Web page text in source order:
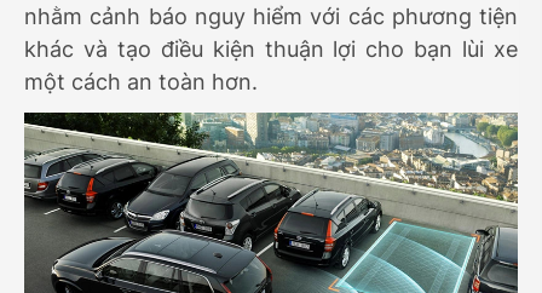
nhằm cảnh báo nguy hiểm với các phương tiện
khác và tạo điều kiện thuận lợi cho bạn lùi xe
một cách an toàn hơn.